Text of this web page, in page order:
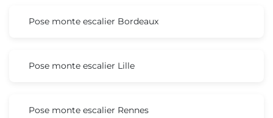
Pose monte escalier Bordeaux
Pose monte escalier Lille
Pose monte escalier Rennes